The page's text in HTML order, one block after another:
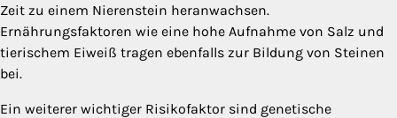
Zeit zu einem Nierenstein heranwachsen.
Ernährungsfaktoren wie eine hohe Aufnahme von Salz und
tierischem Eiweiß tragen ebenfalls zur Bildung von Steinen
bei.
Ein weiterer wichtiger Risikofaktor sind genetische